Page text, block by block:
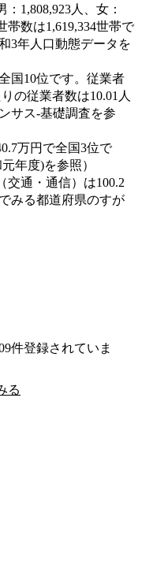
1,808,923人、女：
帯数は1,619,334世帯で
3年人口動態データを
国10位です。従業者
の従業者数は10.01人
サス‐基礎調査を参
万円で全国3位で
年度)を参照）
交通・通信）は100.2
みる都道府県のすが
件登録されていま
る